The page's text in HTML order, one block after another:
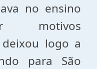
no ensino
motivos
deixou logo a
para São